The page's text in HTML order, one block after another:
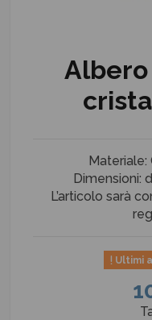
Dimensioni:
L’articolo sarà
Ultimi